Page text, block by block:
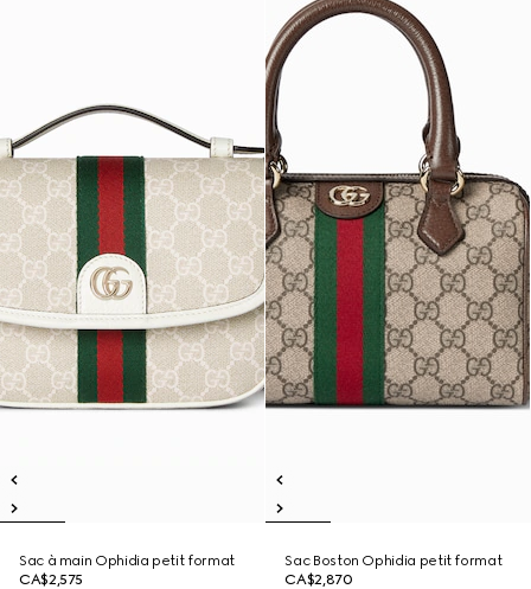
Sac à main Ophidia petit format
CA$2,575
Sac Boston Ophidia petit format
CA$2,870